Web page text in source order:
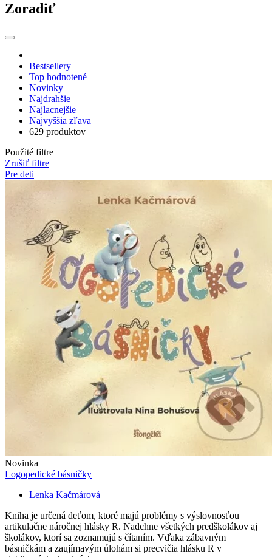
Zoradiť
Bestsellery
Top hodnotené
Novinky
Najdrahšie
Najlacnejšie
Najvyššia zľava
629 produktov
Použité filtre
Zrušiť filtre
Pre deti
Novinka
Logopedické básničky
Lenka Kačmárová
Kniha je určená deťom, ktoré majú problémy s výslovnosťou
artikulačne náročnej hlásky R. Nadchne všetkých predškolákov aj
školákov, ktorí sa zoznamujú s čítaním. Vďaka zábavným
básničkám a zaujímavým úlohám si precvičia hlásku R v